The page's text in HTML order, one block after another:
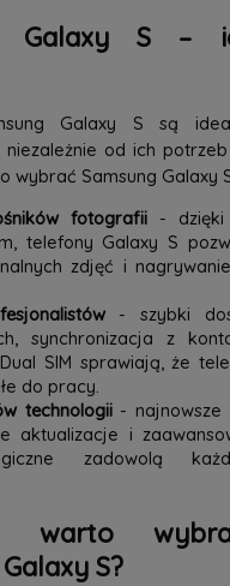
Galaxy S –
Galaxy S są
niezależnie od ich
wybrać Samsung Galaxy
fotografii- dzięki
telefony Galaxy S
zdjęć i
- szybki
synchronizacja z
SIM sprawiają, że
do pracy.
technologii- najnowsze
aktualizacje i
zadowolą
warto
S?